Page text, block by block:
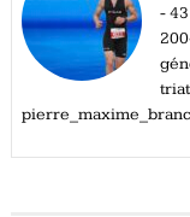
-